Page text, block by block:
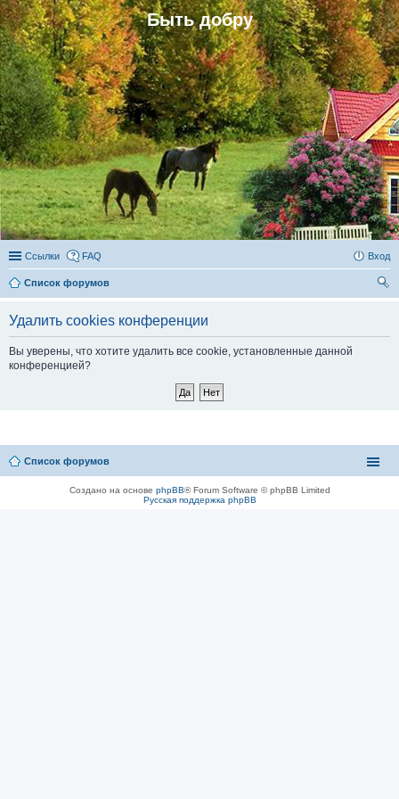
Быть добру
Ссылки FAQ Вход
Список форумов
Удалить cookies конференции
Вы уверены, что хотите удалить все cookie, установленные данной
конференцией?
Список форумов
Создано на основе phpBB® Forum Software © phpBB Limited
Русская поддержка phpBB